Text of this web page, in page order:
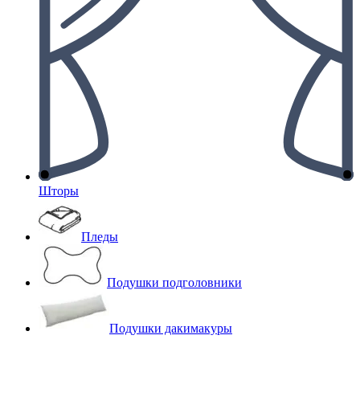
Шторы
Пледы
Подушки подголовники
Подушки дакимакуры